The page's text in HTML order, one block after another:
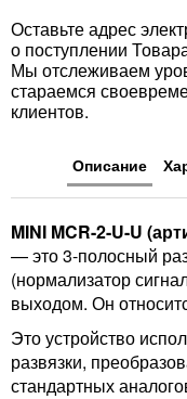
Оставьте адрес
о поступлении
Мы отслеживаем
стараемся
клиентов.
Описание
MINI MCR-2-U-U
— это 3-полосный
(нормализатор
выходом. Он
Это устройство
развязки,
стандартных